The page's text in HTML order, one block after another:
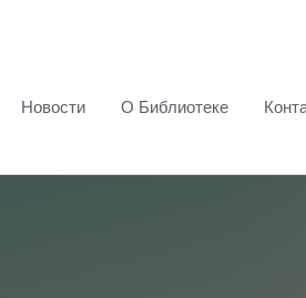
Новости О Библиотеке